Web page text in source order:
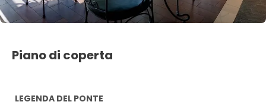
Piano di coperta
LEGENDA DEL PONTE